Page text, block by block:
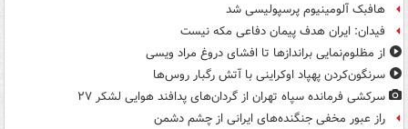
هافبک آلومینیوم پرسپولیسی شد
فیدان: ایران هدف پیمان دفاعی مکه نیست
از مظلوم‌نمایی براندازها تا افشای دروغ مراد ویسی
سرنگون‌کردن پهپاد اوکراینی با آتش رگبار روس‌ها
سرکشی فرمانده سپاه تهران از گردان‌های پدافند هوایی لشکر ۲۷
راز عبور مخفی جنگنده‌های ایرانی از چشم دشمن